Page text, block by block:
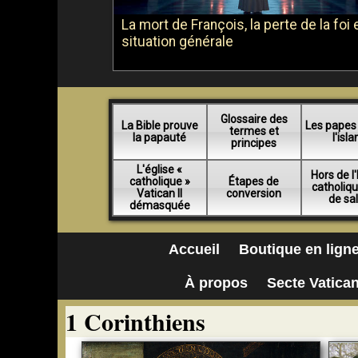
La mort de François, la perte de la foi
situation générale
La Bible prouve
la papauté
Glossaire des
termes et
principes
Les
L'église «
catholique »
Vatican II
démasquée
Étapes de
conversion
Hors de
de
Accueil Boutique en
À propos Secte
1 Corinthiens